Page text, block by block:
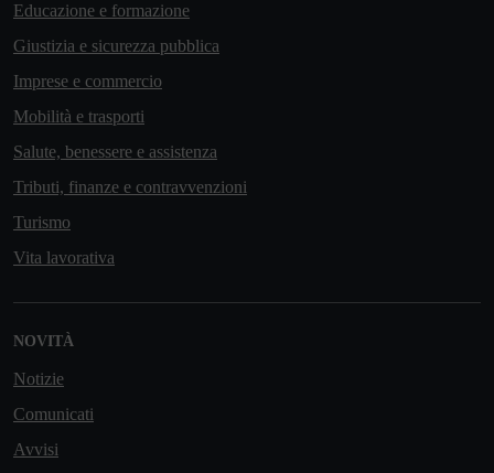
Educazione e formazione
Giustizia e sicurezza pubblica
Imprese e commercio
Mobilità e trasporti
Salute, benessere e assistenza
Tributi, finanze e contravvenzioni
Turismo
Vita lavorativa
NOVITÀ
Notizie
Comunicati
Avvisi